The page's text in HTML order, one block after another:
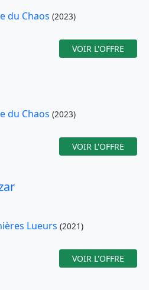
du Chaos (2023)
VOIR L'OFFRE
du Chaos (2023)
VOIR L'OFFRE
Lueurs (2021)
VOIR L'OFFRE